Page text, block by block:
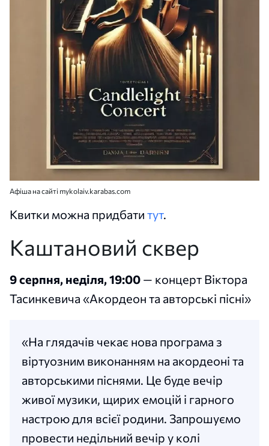
Афіша на сайті mykolaiv.karabas.com
Квитки можна придбати тут.
Каштановий сквер
9 серпня, неділя, 19:00 — концерт Віктора
Тасинкевича «Акордеон та авторські пісні»
«На глядачів чекає нова програма з
віртуозним виконанням на акордеоні та
авторськими піснями. Це буде вечір
живої музики, щирих емоцій і гарного
настрою для всієї родини. Запрошуємо
провести недільний вечір у колі